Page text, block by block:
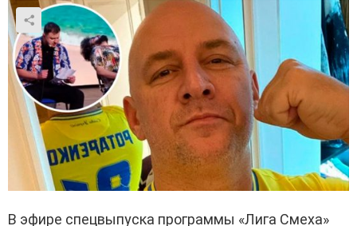
В эфире спецвыпуска программы «Лига Смеха»